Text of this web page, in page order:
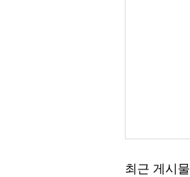
최근 게시물